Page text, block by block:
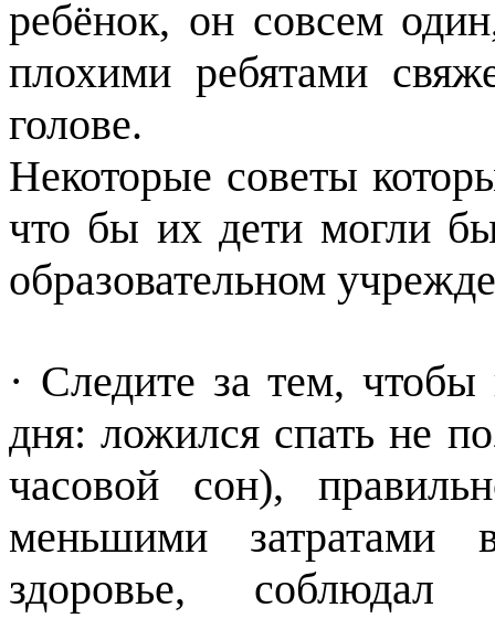
ребёнок, он совсем
плохими ребятами
голове.
Некоторые советы
что бы их дети могли
образовательном
· Следите за тем,
дня: ложился спать не
часовой сон),
меньшими затратами
здоровье, соблюдал